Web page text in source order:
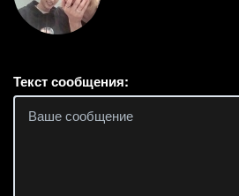
Текст сообщения: